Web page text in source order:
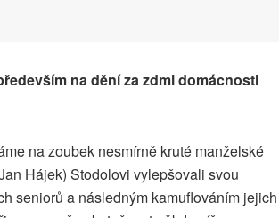
na dění za zdmi domácnosti
na zoubek nesmírně kruté manželské
Hájek) Stodolovi vylepšovali svou
seniorů a následným kamuflováním jejich